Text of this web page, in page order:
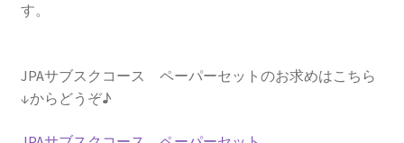
す。
JPAサブスクコース ペーパーセットのお求めはこちら
↓からどうぞ♪